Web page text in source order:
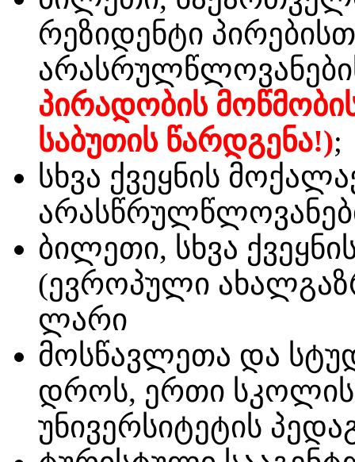
რეზიდენტი
პირადობის
საბუთის წარდგენა!);
სხვა ქვეყნის
ბილეთი, სხვა
(ევროპული
ლარი
მოსწავლეთა და
დროს, ერთი
უნივერსიტეტის